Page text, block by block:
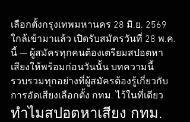
เลือกตั้งกรุงเทพมหานคร 28 มิ.ย. 2569
ใกล้เข้ามาแล้ว เปิดรับสมัครวันที่ 28 พ.ค.
นี้ — ผู้สมัครทุกคนต้องเตรียมสปอตหา
เสียงให้พร้อมก่อนวันนั้น บทความนี้
รวบรวมทุกอย่างที่ผู้สมัครต้องรู้เกี่ยวกับ
การอัดเสียงเลือกตั้ง กทม. ไว้ในที่เดียว
ทำไมสปอตหาเสียง กทม.